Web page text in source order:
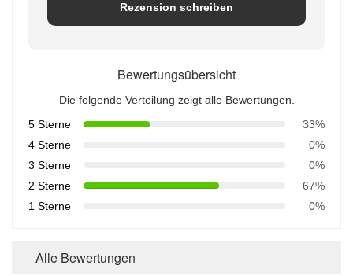
Rezension schreiben
Bewertungsübersicht
Die folgende Verteilung zeigt alle Bewertungen.
5 Sterne
33%
4 Sterne
0%
3 Sterne
0%
2 Sterne
67%
1 Sterne
0%
Alle Bewertungen